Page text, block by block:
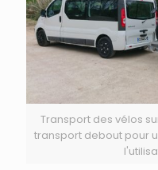
Transport des vélos
transport debout pour